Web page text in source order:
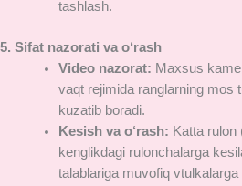
tashlash.
5. Sifat nazorati va o‘rash
Video nazorat: Maxsus
vaqt rejimida ranglarning mos
kuzatib boradi.
Kesish va o‘rash: Katta rulon
kenglikdagi rulonchalarga
talablariga muvofiq vtulkalarga